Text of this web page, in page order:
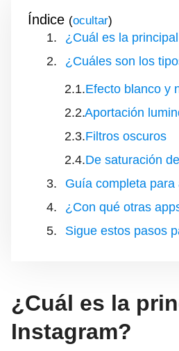
Índice ( )
¿Cuál es la
¿Cuáles son los
Efecto blanco y
Aportación
Filtros oscuros
De saturación
Guía completa
¿Con qué otras
Sigue estos pasos
¿Cuál es la
Instagram?